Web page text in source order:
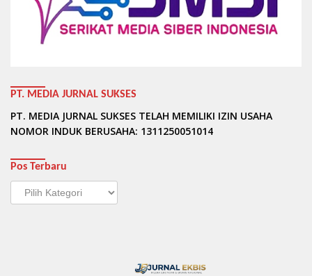
PT. MEDIA JURNAL SUKSES
PT. MEDIA JURNAL SUKSES TELAH MEMILIKI IZIN USAHA
NOMOR INDUK BERUSAHA: 1311250051014
Pos Terbaru
Pos
Terbaru